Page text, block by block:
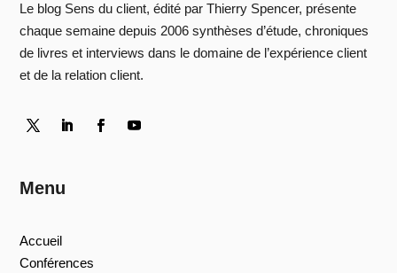
Le blog Sens du client, édité par Thierry Spencer, présente
chaque semaine depuis 2006 synthèses d’étude, chroniques
de livres et interviews dans le domaine de l’expérience client
et de la relation client.
Menu
Accueil
Conférences